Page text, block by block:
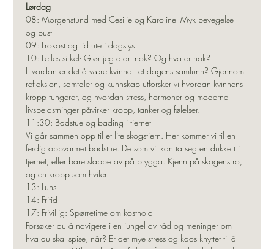
Lørdag
08: Morgenstund med Cesilie og Karoline- Myk bevegelse
og pust
09: Frokost og tid ute i dagslys
10: Felles sirkel- Gjør jeg aldri nok? Og hva er nok?
Hvordan er det å være kvinne i et dagens samfunn? Gjennom
refleksjon, samtaler og kunnskap utforsker vi hvordan kvinnens
kropp fungerer, og hvordan stress, hormoner og moderne
livsbelastninger påvirker kropp, tanker og følelser.
11:30: Badstue og bading i tjernet
Vi går sammen opp til et lite skogstjern. Her kommer vi til en
ferdig oppvarmet badstue. De som vil kan ta seg en dukkert i
tjernet, eller bare slappe av på brygga. Kjenn på skogens ro,
og en kropp som hviler.
13: Lunsj
14: Fritid
17: Frivillig: Spørretime om kosthold
Forsøker du å navigere i en jungel av råd og meninger om
hva du skal spise, når? Er det mye stress og kaos knyttet til å